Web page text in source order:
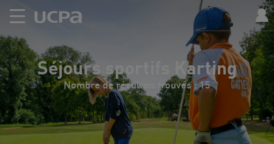
Séjours sportifs Karting
Nombre de résultats trouvés : 15